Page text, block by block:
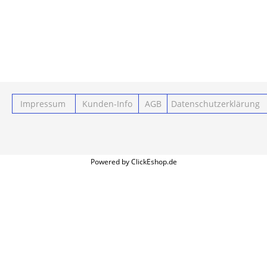
Impressum Kunden-Info AGB Datenschutzerklärung
Powered by ClickEshop.de